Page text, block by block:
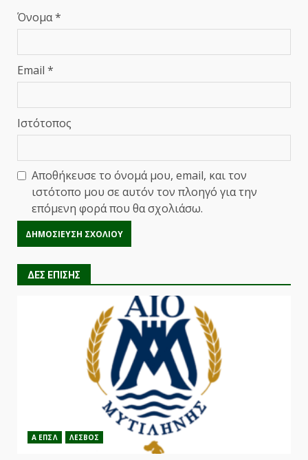
Όνομα*
Email *
Ιστότοπος
Αποθήκευσε το όνομά μου, email, και τον
ιστότοπο μου σε αυτόν τον πλοηγό για την
επόμενη φορά που θα σχολιάσω.
ΔΕΣ ΕΠΙΣΗΣ
Α ΕΠΣΛ ΛΕΣΒΟΣ